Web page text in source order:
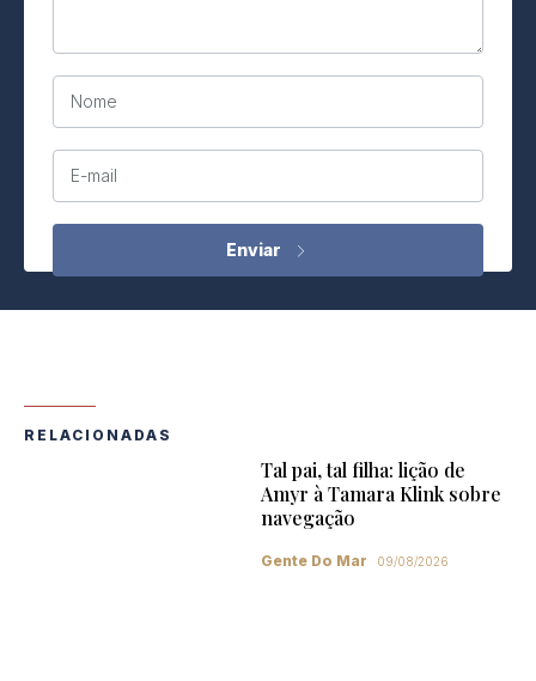
Nome
E-mail
RELACIONADAS
Tal pai, tal filha: lição de
Amyr à Tamara Klink sobre
navegação
Gente Do Mar 09/08/2026